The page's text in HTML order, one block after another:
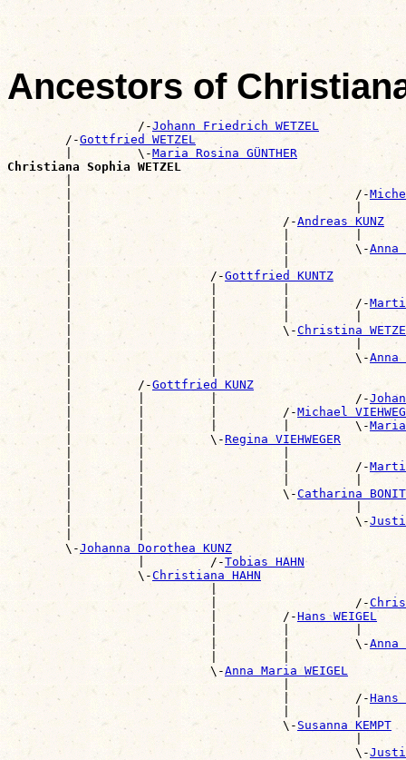
Ancestors of
                  /-
Johann Friedrich WETZEL
        /-
Gottfried WETZEL
        |         \-
Maria Rosina GÜNTHER
Christiana Sophia WETZEL
|
        |                                       /-
        |                             /-
Andreas KUNZ
        |                             |         \-
Anna
|                             |
        |                   /-
Gottfried KUNTZ
        |                   |         |         /-
|                   |         |         |
        |                   |         \-
Christina
|                   |                   |
        |                   |                   \-
Anna
|                   |
        |         /-
Gottfried KUNZ
        |         |         |                   /-
        |         |         |         /-
Michael
        |         |         |         |         \-
Maria
        |         |         \-
Regina VIEHWEGER
|         |                   |
        |         |                   |         /-
|         |                   |         |
        |         |                   \-
Catharina
|         |                             |
        |         |                             \-
|         |
        \-
Johanna Dorothea KUNZ
                  |         /-
Tobias HAHN
                  \-
Christiana HAHN
|
                            |                   /-
                            |         /-
Hans WEIGEL
                            |         |         \-
Anna
|         |
                            \-
Anna Maria WEIGEL
|
                                      |         /-
Hans
                                      \-
Susanna KEMPT
|
                                                \-